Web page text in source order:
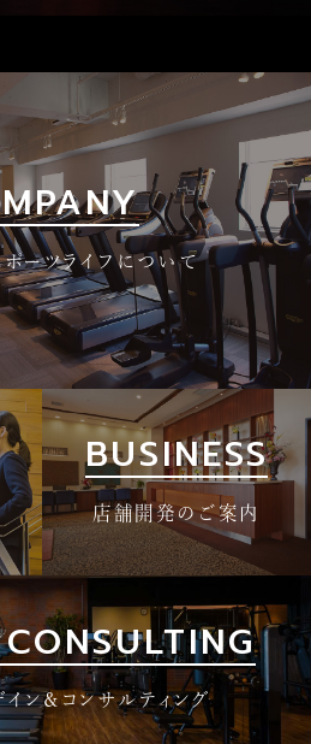
ポーツライフについて
BUSINESS
店舗開発のご案内
ン＆コンサルティング